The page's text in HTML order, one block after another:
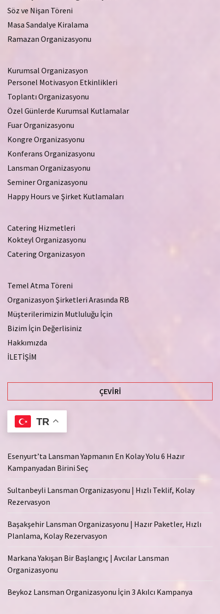
Söz ve Nişan Töreni
Masa Sandalye Kiralama
Ramazan Organizasyonu
Kurumsal Organizasyon
Personel Motivasyon Etkinlikleri
Toplantı Organizasyonu
Özel Günlerde Kurumsal Kutlamalar
Fuar Organizasyonu
Kongre Organizasyonu
Konferans Organizasyonu
Lansman Organizasyonu
Seminer Organizasyonu
Happy Hours ve Şirket Kutlamaları
Catering Hizmetleri
Kokteyl Organizasyonu
Catering Organizasyon
Temel Atma Töreni
Organizasyon Şirketleri Arasında RB
Müşterilerimizin Mutluluğu İçin
Bizim İçin Değerlisiniz
Hakkımızda
İLETİŞİM
ÇEVIRI
TR
Esenyurt’ta Lansman Yapmanın En Kolay Yolu 6 Hazır
Kampanyadan Birini Seç
Sultanbeyli Lansman Organizasyonu | Hızlı Teklif, Kolay
Rezervasyon
Başakşehir Lansman Organizasyonu | Hazır Paketler, Hızlı
Planlama, Kolay Rezervasyon
Markana Yakışan Bir Başlangıç | Avcılar Lansman
Organizasyonu
Beykoz Lansman Organizasyonu İçin 3 Akılcı Kampanya